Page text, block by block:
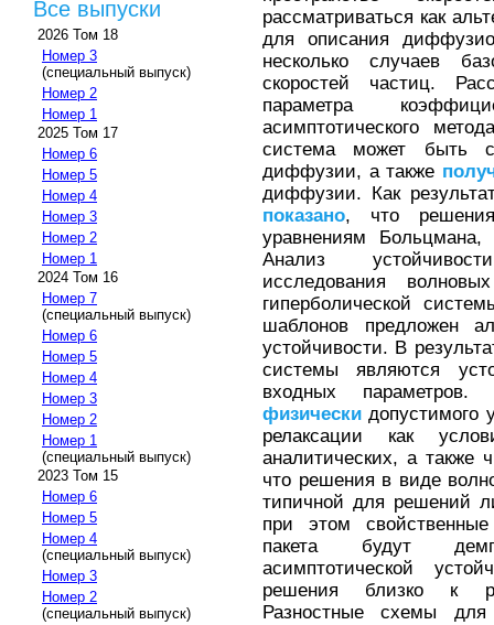
Все выпуски
2026 Том 18
Номер 3
(специальный выпуск)
Номер 2
Номер 1
2025 Том 17
Номер 6
Номер 5
Номер 4
Номер 3
Номер 2
Номер 1
2024 Том 16
Номер 7
(специальный выпуск)
Номер 6
Номер 5
Номер 4
Номер 3
Номер 2
Номер 1
(специальный выпуск)
2023 Том 15
Номер 6
Номер 5
Номер 4
(специальный выпуск)
Номер 3
Номер 2
(специальный выпуск)
рассматриваться как
для описания
несколько случаев
скоростей частиц.
параметра
асимптотического
система может быть
диффузии, а также
диффузии. Как
показано, что
уравнениям
Анализ
исследования
гиперболической
шаблонов предложен
устойчивости. В
системы являются
входных параметров.
физически допустимого
релаксации как
аналитических, а также
что решения в виде
типичной для решений
при этом
пакета будут
асимптотической
решения близко к
Разностные схемы